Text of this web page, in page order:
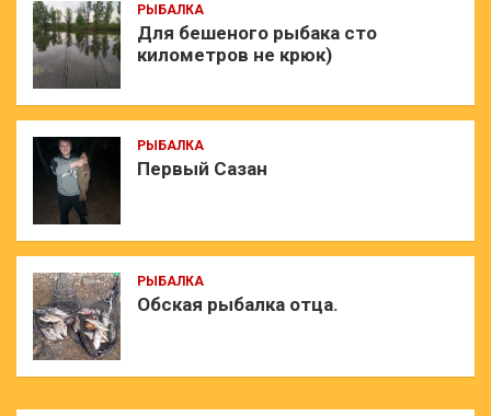
РЫБАЛКА
Для бешеного рыбака сто
километров не крюк)
РЫБАЛКА
Первый Сазан
РЫБАЛКА
Обская рыбалка отца.